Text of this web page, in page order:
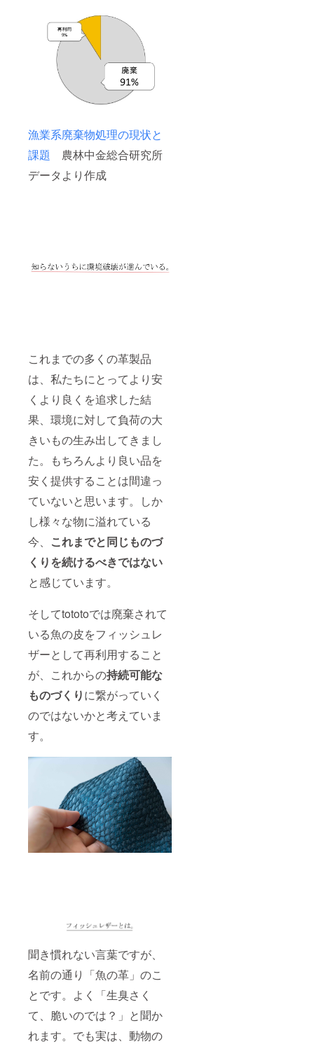
漁業系廃棄物処理の現状と
課題 農林中金総合研究所
データより作成
これまでの多くの革製品
は、私たちにとってより安
くより良くを追求した結
果、環境に対して負荷の大
きいもの生み出してきまし
た。もちろんより良い品を
安く提供することは間違っ
ていないと思います。しか
し様々な物に溢れている
今、 これまでと同じものづ
くりを続けるべきではない
と感じています。
そしてtototoでは廃棄されて
いる魚の皮をフィッシュレ
ザーとして再利用すること
が、これからの持続可能な
ものづくりに繋がっていく
のではないかと考えていま
す。
聞き慣れない言葉ですが、
名前の通り「魚の革」のこ
とです。よく「生臭さく
て、脆いのでは？」と聞か
れます。でも実は、動物の